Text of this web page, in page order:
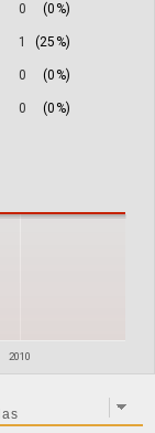
0 (0%)
1 (25%)
0 (0%)
0 (0%)
2010